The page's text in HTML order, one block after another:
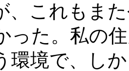
これもまた
った。私の
環境で、し